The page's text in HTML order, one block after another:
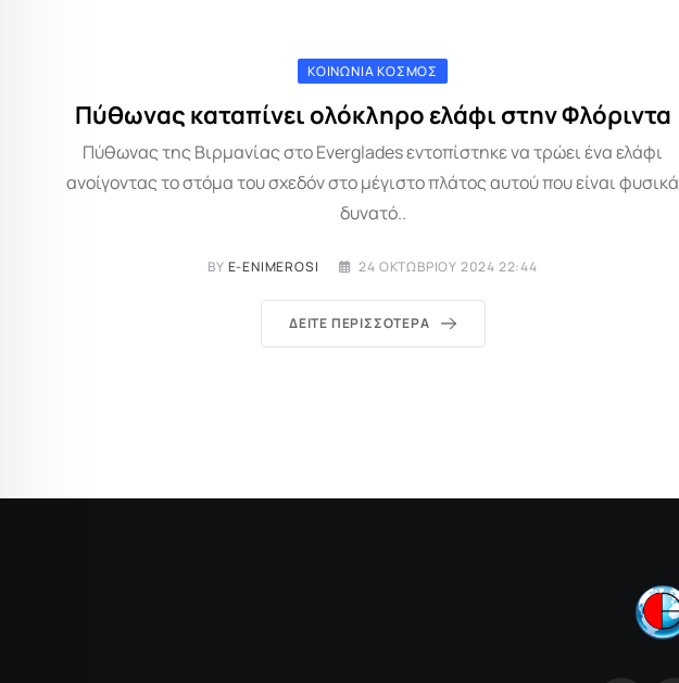
ΚΟΙΝΩΝΊΑ ΚΌΣΜΟΣ
Πύθωνας καταπίνει ολόκληρο ελάφι στην Φλόριντα
Πύθωνας της Βιρμανίας στο Everglades εντοπίστηκε να τρώει ένα ελάφι
ανοίγοντας το στόμα του σχεδόν στο μέγιστο πλάτος αυτού που είναι φυσικά
δυνατό..
BY E-ENIMEROSI 24 ΟΚΤΩΒΡΊΟΥ 2024 22:44
ΔΕΊΤΕ ΠΕΡΙΣΣΌΤΕΡΑ